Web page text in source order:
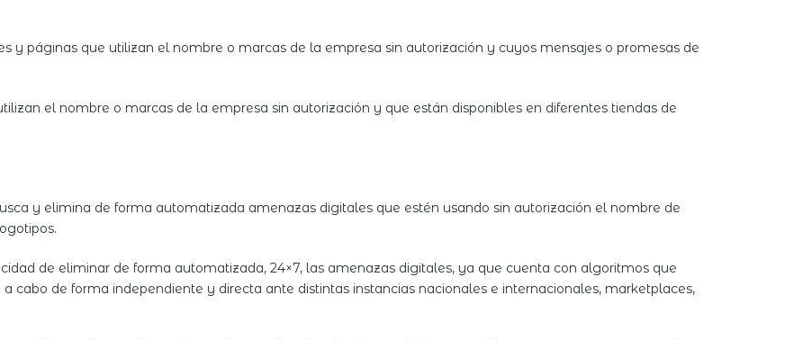
y páginas que utilizan el nombre o marcas de la empresa sin autorización y cuyos mensajes o promesas de
el nombre o marcas de la empresa sin autorización y que están disponibles en diferentes tiendas de
y elimina de forma automatizada amenazas digitales que estén usando sin autorización el nombre de
de eliminar de forma automatizada, 24×7, las amenazas digitales, ya que cuenta con algoritmos que
cabo de forma independiente y directa ante distintas instancias nacionales e internacionales, marketplaces,